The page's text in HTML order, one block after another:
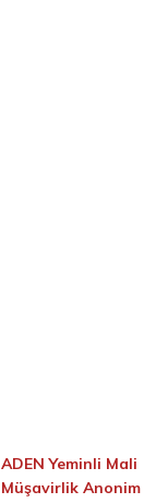
ADEN Yeminli Mali
Müşavirlik Anonim